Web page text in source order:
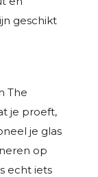
geschikt
The
je proeft,
je glas
op
echt iets